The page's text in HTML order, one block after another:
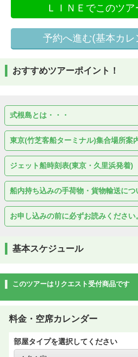
ＬＩＮＥでこのツア
予約へ進む(基本カレ
おすすめツアーポイント！
式根島とは・・・
東京(竹芝客船ターミナル)集合場所案
ジェット船時刻表(東京・久里浜発着)
船内持ち込みの手荷物・貨物輸送につ
お申し込みの前に必ずお読みください
基本スケジュール
このツアーはリクエスト受付商品です
料金・空席カレンダー
部屋タイプを選択してください